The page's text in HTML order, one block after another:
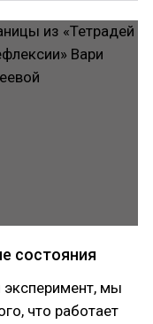
состояния
мы
что работает